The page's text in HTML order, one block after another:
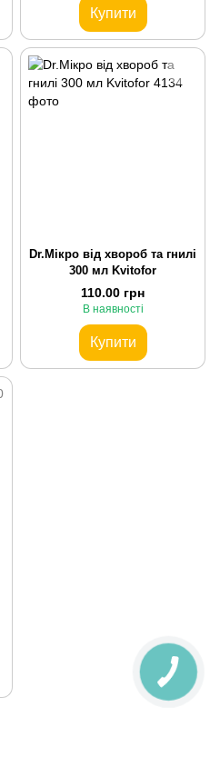
Купити
Dr.Мікро від хвороб та гнилі
300 мл Kvitofor
110.00 грн
В наявності
Купити